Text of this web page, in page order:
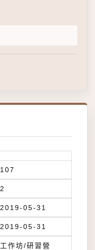
107
2
2019-05-31
2019-05-31
工作坊/研習營